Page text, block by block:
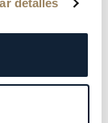
detalles